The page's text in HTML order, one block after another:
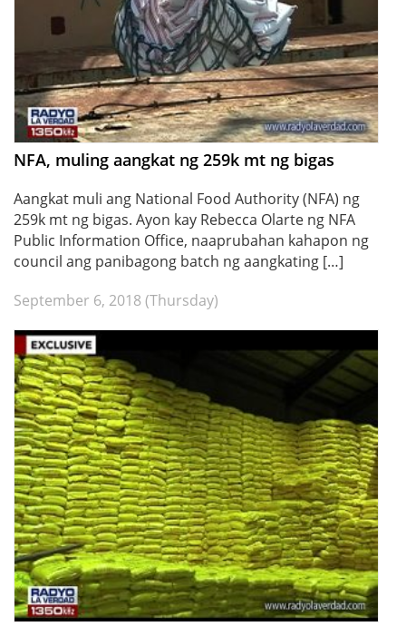
NFA, muling aangkat ng 259k mt ng bigas
Aangkat muli ang National Food Authority (NFA) ng
259k mt ng bigas. Ayon kay Rebecca Olarte ng NFA
Public Information Office, naaprubahan kahapon ng
council ang panibagong batch ng aangkating […]
September 6, 2018 (Thursday)